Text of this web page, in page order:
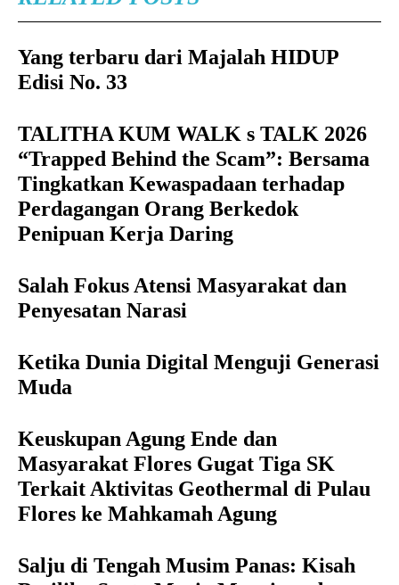
Yang terbaru dari Majalah HIDUP
Edisi No. 33
TALITHA KUM WALK s TALK 2026
“Trapped Behind the Scam”: Bersama
Tingkatkan Kewaspadaan terhadap
Perdagangan Orang Berkedok
Penipuan Kerja Daring
Salah Fokus Atensi Masyarakat dan
Penyesatan Narasi
Ketika Dunia Digital Menguji Generasi
Muda
Keuskupan Agung Ende dan
Masyarakat Flores Gugat Tiga SK
Terkait Aktivitas Geothermal di Pulau
Flores ke Mahkamah Agung
Salju di Tengah Musim Panas: Kisah